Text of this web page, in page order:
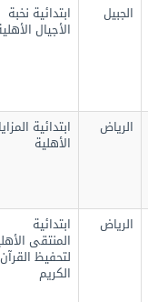
الجبيل ابتدائية نخبة
الأجيال الأهلية
الرياض ابتدائية المزايا
الأهلية
الرياض ابتدائية
المنتقى الأهلية
لتحفيظ القرآن
الكريم